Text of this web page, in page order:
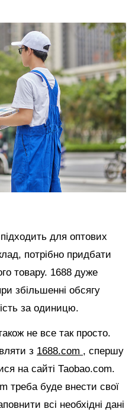
для оптових
потрібно придбати
товару. 1688 дуже
збільшенні обсягу
за одиницю.
не все так просто.
з 1688.com , спершу
на сайті Таоbао.com.
треба буде внести свої
всі необхідні дані